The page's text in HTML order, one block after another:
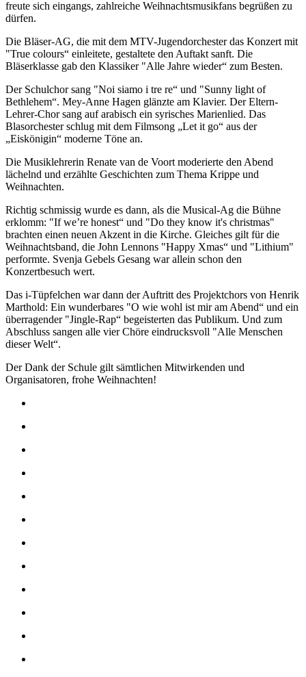
freute sich eingangs, zahlreiche Weihnachtsmusikfans begrüßen zu
dürfen.
Die Bläser-AG, die mit dem MTV-Jugendorchester das Konzert mit
"True colours“ einleitete, gestaltete den Auftakt sanft. Die
Bläserklasse gab den Klassiker "Alle Jahre wieder“ zum Besten.
Der Schulchor sang "Noi siamo i tre re“ und "Sunny light of
Bethlehem“. Mey-Anne Hagen glänzte am Klavier. Der Eltern-
Lehrer-Chor sang auf arabisch ein syrisches Marienlied. Das
Blasorchester schlug mit dem Filmsong „Let it go“ aus der
„Eiskönigin“ moderne Töne an.
Die Musiklehrerin Renate van de Voort moderierte den Abend
lächelnd und erzählte Geschichten zum Thema Krippe und
Weihnachten.
Richtig schmissig wurde es dann, als die Musical-Ag die Bühne
erklomm: "If we’re honest“ und "Do they know it's christmas"
brachten einen neuen Akzent in die Kirche. Gleiches gilt für die
Weihnachtsband, die John Lennons "Happy Xmas“ und "Lithium"
performte. Svenja Gebels Gesang war allein schon den
Konzertbesuch wert.
Das i-Tüpfelchen war dann der Auftritt des Projektchors von Henrik
Marthold: Ein wunderbares "O wie wohl ist mir am Abend“ und ein
überragender "Jingle-Rap“ begeisterten das Publikum. Und zum
Abschluss sangen alle vier Chöre eindrucksvoll "Alle Menschen
dieser Welt“.
Der Dank der Schule gilt sämtlichen Mitwirkenden und
Organisatoren, frohe Weihnachten!